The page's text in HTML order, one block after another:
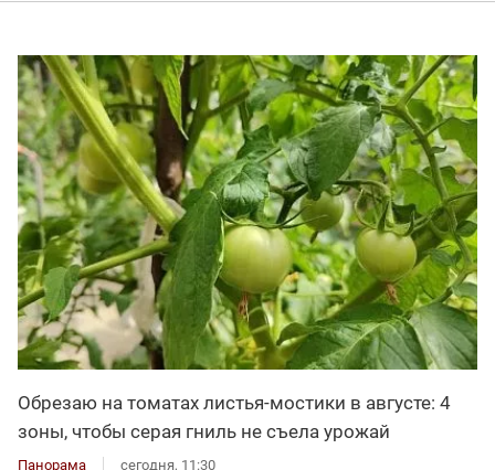
Обрезаю на томатах листья-мостики в августе: 4
зоны, чтобы серая гниль не съела урожай
Панорама сегодня, 11:30